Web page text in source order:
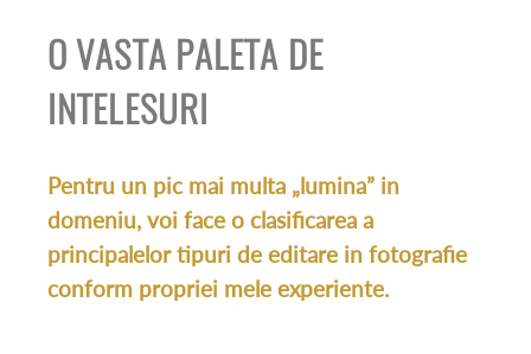
O VASTA PALETA DE
INTELESURI
Pentru un pic mai multa „lumina” in
domeniu, voi face o clasificarea a
principalelor tipuri de editare in fotografie
conform propriei mele experiente.